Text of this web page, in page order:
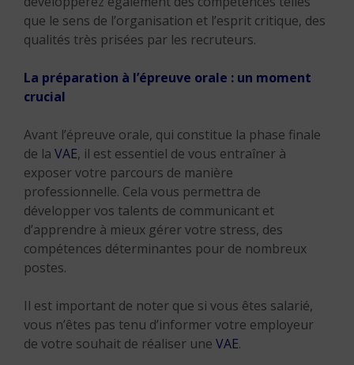
que le sens de l’organisation et l’esprit critique, des
qualités très prisées par les recruteurs.
La préparation à l’épreuve orale : un moment
crucial
Avant l’épreuve orale, qui constitue la phase finale
de la VAE, il est essentiel de vous entraîner à
exposer votre parcours de manière
professionnelle. Cela vous permettra de
développer vos talents de communicant et
d’apprendre à mieux gérer votre stress, des
compétences déterminantes pour de nombreux
postes.
Il est important de noter que si vous êtes salarié,
vous n’êtes pas tenu d’informer votre employeur
de votre souhait de réaliser une VAE.